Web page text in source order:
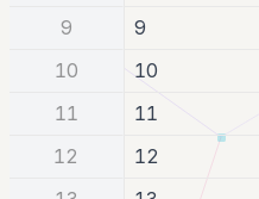
9
9
10
10
11
11
12
12